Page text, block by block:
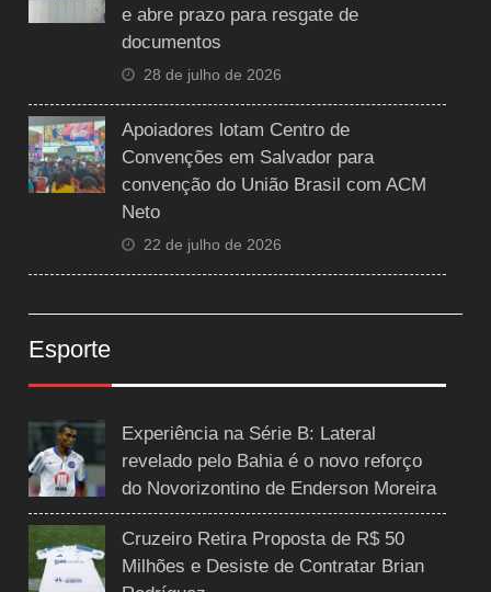
e abre prazo para resgate de
documentos
28 de julho de 2026
Apoiadores lotam Centro de
Convenções em Salvador para
convenção do União Brasil com ACM
Neto
22 de julho de 2026
Esporte
Experiência na Série B: Lateral
revelado pelo Bahia é o novo reforço
do Novorizontino de Enderson Moreira
Cruzeiro Retira Proposta de R$ 50
Milhões e Desiste de Contratar Brian